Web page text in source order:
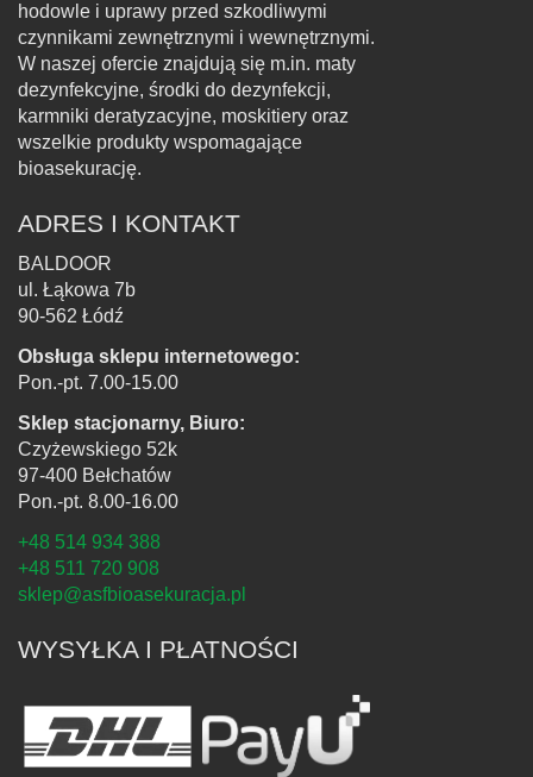
hodowle i uprawy przed szkodliwymi
czynnikami zewnętrznymi i wewnętrznymi.
W naszej ofercie znajdują się m.in. maty
dezynfekcyjne, środki do dezynfekcji,
karmniki deratyzacyjne, moskitiery oraz
wszelkie produkty wspomagające
bioasekurację.
ADRES I KONTAKT
BALDOOR
ul. Łąkowa 7b
90-562 Łódź
Obsługa sklepu internetowego:
Pon.-pt. 7.00-15.00
Sklep stacjonarny, Biuro:
Czyżewskiego 52k
97-400 Bełchatów
Pon.-pt. 8.00-16.00
+48 514 934 388
+48 511 720 908
sklep@asfbioasekuracja.pl
WYSYŁKA I PŁATNOŚCI